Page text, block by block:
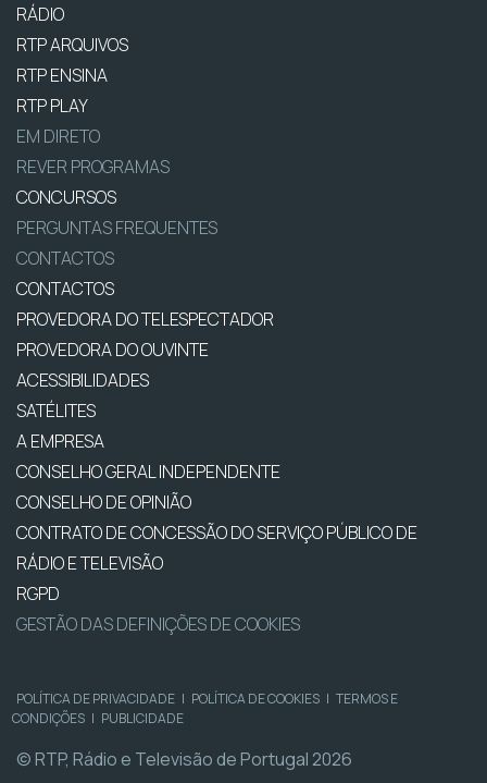
RÁDIO
RTP ARQUIVOS
RTP ENSINA
RTP PLAY
EM DIRETO
REVER PROGRAMAS
CONCURSOS
PERGUNTAS FREQUENTES
CONTACTOS
CONTACTOS
PROVEDORA DO TELESPECTADOR
PROVEDORA DO OUVINTE
ACESSIBILIDADES
SATÉLITES
A EMPRESA
CONSELHO GERAL INDEPENDENTE
CONSELHO DE OPINIÃO
CONTRATO DE CONCESSÃO DO SERVIÇO PÚBLICO DE
RÁDIO E TELEVISÃO
RGPD
GESTÃO DAS DEFINIÇÕES DE COOKIES
POLÍTICA DE PRIVACIDADE | POLÍTICA DE COOKIES | TERMOS E
CONDIÇÕES | PUBLICIDADE
© RTP, Rádio e Televisão de Portugal 2026